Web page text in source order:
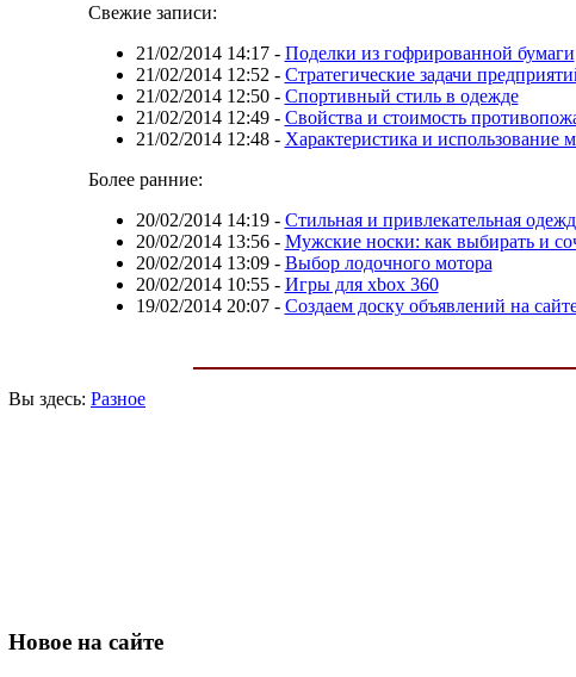
Свежие записи:
21/02/2014 14:17- Поделки из гофрированной бумаги
21/02/2014 12:52 - Стратегические задачи
21/02/2014 12:50- Спортивный стиль в одежде
21/02/2014 12:49- Свойства и стоимость
21/02/2014 12:48- Характеристика и использование
Более ранние:
20/02/2014 14:19- Стильная и привлекательная
20/02/2014 13:56- Мужские носки: как выбирать и
20/02/2014 13:09- Выбор лодочного мотора
20/02/2014 10:55- Игры для xbox 360
19/02/2014 20:07- Создаем доску объявлений на
Вы здесь: Разное
Новое на сайте